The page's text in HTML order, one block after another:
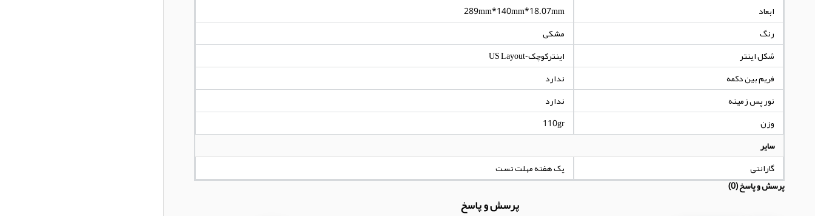
ابعاد
289mm*140mm*18.07mm
رنگ
مشکی
شکل اینتر
اینترکوچک-US Layout
فریم بین دکمه
ندارد
نور پس زمینه
ندارد
وزن
110gr
سایر
گارانتی
یک هفته مهلت تست
پرسش و پاسخ (0)
پرسش و پاسخ